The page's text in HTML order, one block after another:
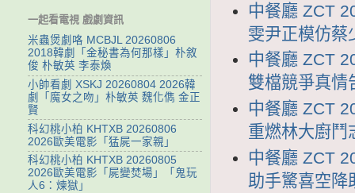
中餐廳 ZCT
雯尹正模仿蔡
中餐廳 ZCT
雙檔競爭真情
中餐廳 ZCT
重燃林大廚鬥
中餐廳 ZCT
助手驚喜空降
一起看電視 戲劇資訊
米蟲煲劇咯 MCBJL 20260806
2018韓劇「金秘書為何那樣」朴敘
俊 朴敏英 李泰煥
小帥看劇 XSKJ 20260804 2026韓
劇「魔女之吻」朴敏英 魏化儁 金正
賢
科幻桃小柏 KHTXB 20260806
2026歐美電影「猛屍一家親」
科幻桃小柏 KHTXB 20260805
2026歐美電影「屍變焚場」「鬼玩
人6：煉獄」